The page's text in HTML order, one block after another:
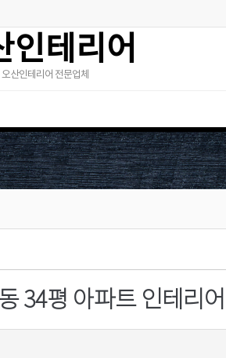
인테리어
오산인테리어 전문업체
34평 아파트 인테리어